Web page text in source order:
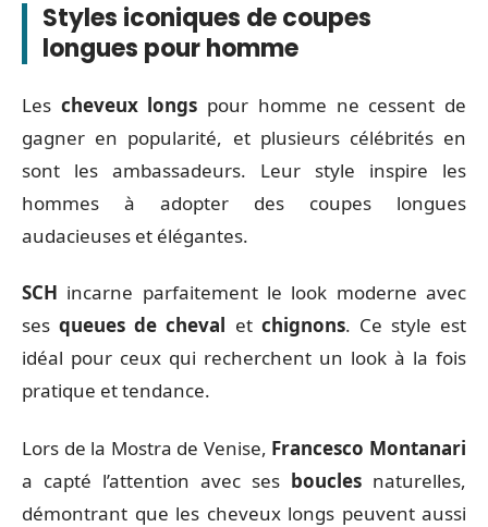
Styles iconiques de coupes
longues pour homme
Les cheveux longs pour homme ne cessent de
gagner en popularité, et plusieurs célébrités en
sont les ambassadeurs. Leur style inspire les
hommes à adopter des coupes longues
audacieuses et élégantes.
SCH incarne parfaitement le look moderne avec
sesqueues de cheval et chignons. Ce style est
idéal pour ceux qui recherchent un look à la fois
pratique et tendance.
Lors de la Mostra de Venise, Francesco Montanari
a capté l’attention avec ses boucles naturelles,
démontrant que les cheveux longs peuvent aussi